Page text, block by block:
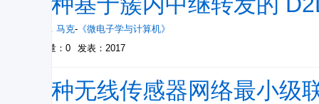
， 马克- 《微电子学与计算机》
被引量：0
发表：2017
一种无线传感器网络最小级